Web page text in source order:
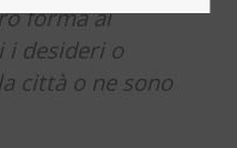
forma ai
i desideri o
città o ne sono